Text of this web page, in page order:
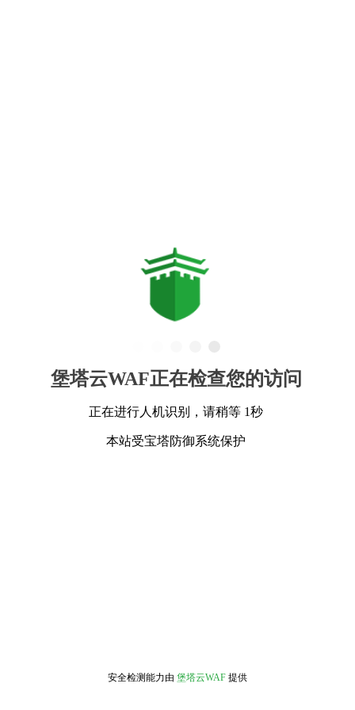
堡塔云WAF正在检查您的访问
正在进行人机识别，请稍等 1秒
本站受宝塔防御系统保护
安全检测能力由 堡塔云WAF 提供